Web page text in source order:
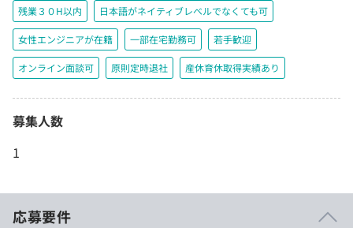
残業３０H以内 日本語がネイティブレベルでなくても可
女性エンジニアが在籍 一部在宅勤務可 若手歓迎
オンライン面談可 原則定時退社 産休育休取得実績あり
募集人数
1
応募要件